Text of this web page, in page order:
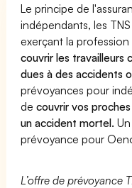
Le principe de
indépendants, les
exerçant la
couvrir les travailleurs
dues à des accidents
prévoyances pour
decouvrir vos
un accident mortel.
prévoyance pour
L’offre de prévoyance